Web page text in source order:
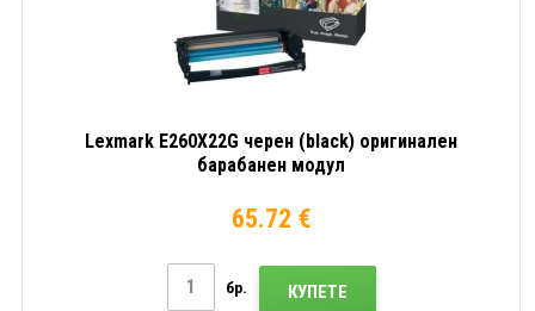
Lexmark E260X22G черен (black) оригинален
барабанен модул
65.72 €
бр. КУПЕТЕ